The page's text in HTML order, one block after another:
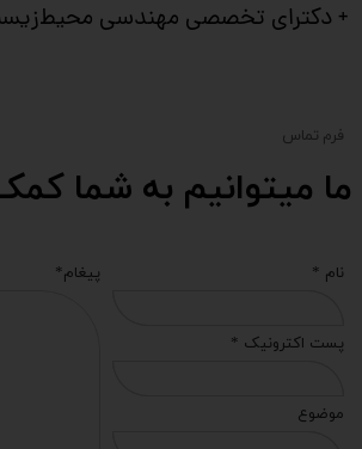
نام *
پست اکترونیک *
موضوع
پیغام*
ما میتوانیم به شما
​فرم تماس
+ دکترای تخصصی مهندسی